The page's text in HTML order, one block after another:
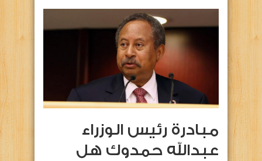
مبادرة رئيس الوزراء
عبدالله حمدوك هل